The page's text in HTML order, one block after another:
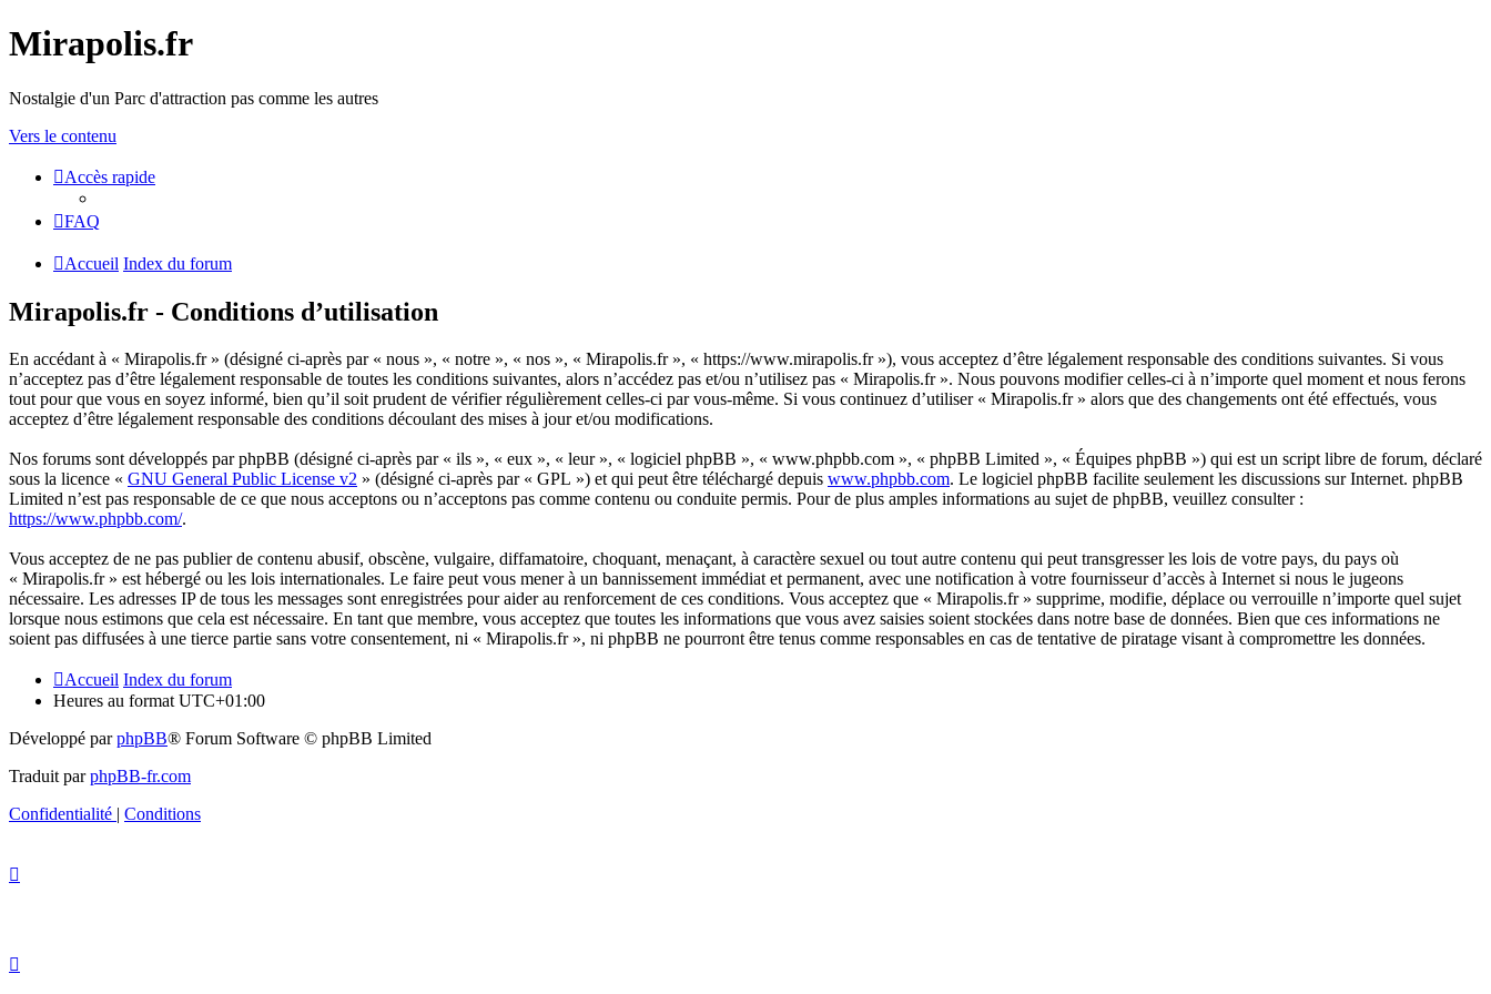
Mirapolis.fr
Nostalgie d'un Parc d'attraction pas comme les autres
Vers le contenu
Accès rapide
FAQ
Accueil Index du forum
Mirapolis.fr - Conditions d’utilisation
En accédant à « Mirapolis.fr » (désigné ci-après par « nous », « notre », « nos », « Mirapolis.fr », « https://www.mirapolis.fr »), vous acceptez d’être légalement responsable des conditions suivantes. Si vous
n’acceptez pas d’être légalement responsable de toutes les conditions suivantes, alors n’accédez pas et/ou n’utilisez pas « Mirapolis.fr ». Nous pouvons modifier celles-ci à n’importe quel moment et nous ferons
tout pour que vous en soyez informé, bien qu’il soit prudent de vérifier régulièrement celles-ci par vous-même. Si vous continuez d’utiliser « Mirapolis.fr » alors que des changements ont été effectués, vous
acceptez d’être légalement responsable des conditions découlant des mises à jour et/ou modifications.
Nos forums sont développés par phpBB (désigné ci-après par « ils », « eux », « leur », « logiciel phpBB », « www.phpbb.com », « phpBB Limited », « Équipes phpBB ») qui est un script libre de forum, déclaré
sous la licence « GNU General Public License v2 » (désigné ci-après par « GPL ») et qui peut être téléchargé depuis www.phpbb.com. Le logiciel phpBB facilite seulement les discussions sur Internet. phpBB
Limited n’est pas responsable de ce que nous acceptons ou n’acceptons pas comme contenu ou conduite permis. Pour de plus amples informations au sujet de phpBB, veuillez consulter :
https://www.phpbb.com/.
Vous acceptez de ne pas publier de contenu abusif, obscène, vulgaire, diffamatoire, choquant, menaçant, à caractère sexuel ou tout autre contenu qui peut transgresser les lois de votre pays, du pays où
« Mirapolis.fr » est hébergé ou les lois internationales. Le faire peut vous mener à un bannissement immédiat et permanent, avec une notification à votre fournisseur d’accès à Internet si nous le jugeons
nécessaire. Les adresses IP de tous les messages sont enregistrées pour aider au renforcement de ces conditions. Vous acceptez que « Mirapolis.fr » supprime, modifie, déplace ou verrouille n’importe quel sujet
lorsque nous estimons que cela est nécessaire. En tant que membre, vous acceptez que toutes les informations que vous avez saisies soient stockées dans notre base de données. Bien que ces informations ne
soient pas diffusées à une tierce partie sans votre consentement, ni « Mirapolis.fr », ni phpBB ne pourront être tenus comme responsables en cas de tentative de piratage visant à compromettre les données.
Accueil Index du forum
Heures au format UTC+01:00
Développé parphpBB® Forum Software © phpBB Limited
Traduit parphpBB-fr.com
Confidentialité | Conditions